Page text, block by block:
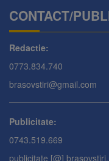
CONTACT/
Redactie:
0773.834.740
brasovstiri@gmail.com
Publicitate:
0743.519.669
publicitate [@]